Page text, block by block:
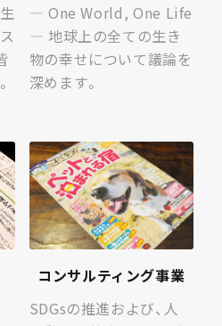
— One World, One Life
— 地球上の全ての生き
物の幸せについて議論を
深めます。
コンサルティング事業
SDGsの推進および、人